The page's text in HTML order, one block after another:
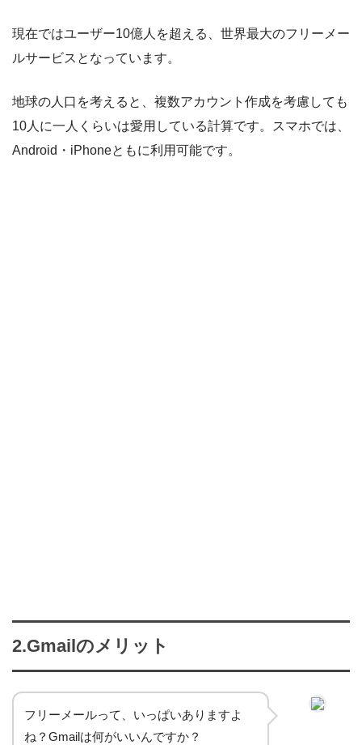
現在ではユーザー10億人を超える、世界最大のフリーメー
ルサービスとなっています。
地球の人口を考えると、複数アカウント作成を考慮しても
10人に一人くらいは愛用している計算です。スマホでは、
Android・iPhoneともに利用可能です。
2.Gmailのメリット
フリーメールって、いっぱいありますよ
ね？Gmailは何がいいんですか？